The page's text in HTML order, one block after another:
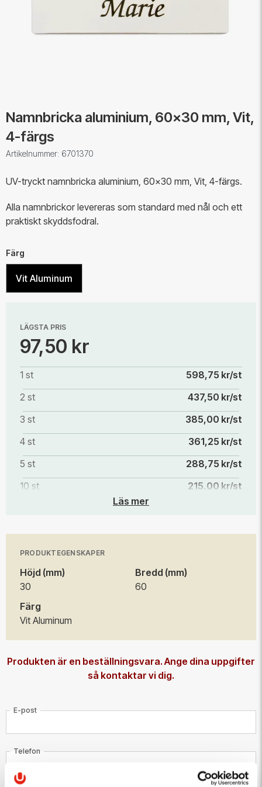
Namnbricka aluminium, 60x30 mm, Vit,
4-färgs
Artikelnummer: 6701370
UV-tryckt namnbricka aluminium, 60x30 mm, Vit, 4-färgs.
Alla namnbrickor levereras som standard med nål och ett
praktiskt skyddsfodral.
Färg
Vit Aluminum
LÄGSTA PRIS
97,50 kr
1 st
598,75 kr/st
2 st
437,50 kr/st
3 st
385,00 kr/st
4 st
361,25 kr/st
5 st
288,75 kr/st
10 st
215,00 kr/st
200 st
500 st
Läs mer
PRODUKTEGENSKAPER
Höjd (mm)
30
Bredd (mm)
60
Färg
Vit Aluminum
Produkten är en beställningsvara. Ange dina uppgifter
så kontaktar vi dig.
E-post
Telefon